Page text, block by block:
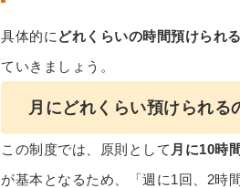
具体的に どれくらいの時間預けられ
ていきましょう。
月にどれくらい預けられる
この制度では、原則として 月に10時
が基本となるため、「週に1回、2時